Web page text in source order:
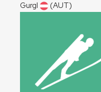
Gurgl
(AUT)